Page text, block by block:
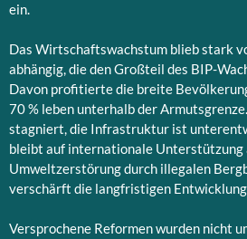
ein.
Das Wirtschaftswachstum blieb stark
abhängig, die den Großteil des BIP-
Davon profitierte die breite
70 % leben unterhalb der
stagniert, die Infrastruktur ist
bleibt auf internationale Unterstützung
Umweltzerstörung durch illegalen
verschärft die langfristigen
Versprochene Reformen wurden nicht